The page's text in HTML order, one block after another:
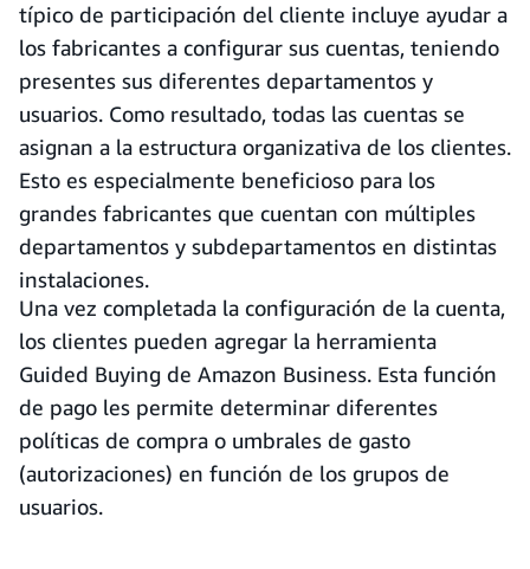
típico de participación del cliente incluye ayudar a
los fabricantes a configurar sus cuentas, teniendo
presentes sus diferentes departamentos y
usuarios. Como resultado, todas las cuentas se
asignan a la estructura organizativa de los clientes.
Esto es especialmente beneficioso para los
grandes fabricantes que cuentan con múltiples
departamentos y subdepartamentos en distintas
instalaciones.
Una vez completada la configuración de la cuenta,
los clientes pueden agregar la herramienta
Guided Buying de Amazon Business. Esta función
de pago les permite determinar diferentes
políticas de compra o umbrales de gasto
(autorizaciones) en función de los grupos de
usuarios.